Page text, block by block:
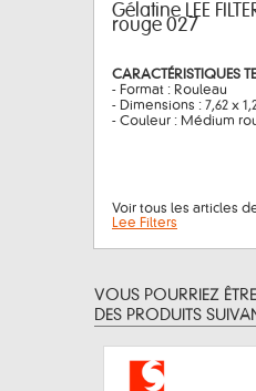
Gélatine LEE
rouge 027
CARACTÉRISTIQUES
- Format : Rouleau
- Dimensions : 7,62 x
- Couleur : Médium
Voir tous les articles
Lee Filters
VOUS POURRIEZ ÊTRE
DES PRODUITS